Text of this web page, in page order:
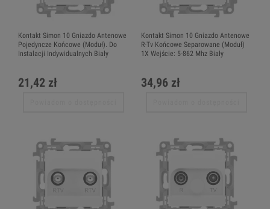
Kontakt Simon 10 Gniazdo Antenowe
Pojedyncze Końcowe (Moduł). Do
Instalacji Indywidualnych Biały
21,42 zł
Kontakt Simon 10 Gniazdo Antenowe
R-Tv Końcowe Separowane (Moduł)
1X Wejście: 5-862 Mhz Biały
34,96 zł